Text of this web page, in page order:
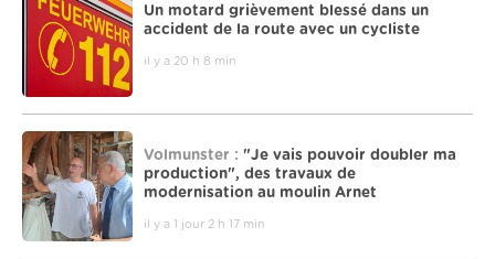
Un motard grièvement blessé dans un
accident de la route avec un cycliste
il y a 20 h 8 min
Volmunster : "Je vais pouvoir doubler ma
production", des travaux de
modernisation au moulin Arnet
il y a 1 jour 2 h 17 min